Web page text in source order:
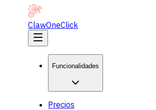
ClawOneClick
Funcionalidades
Precios